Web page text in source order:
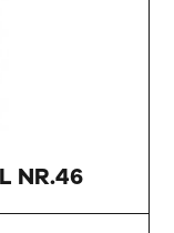
NR.46